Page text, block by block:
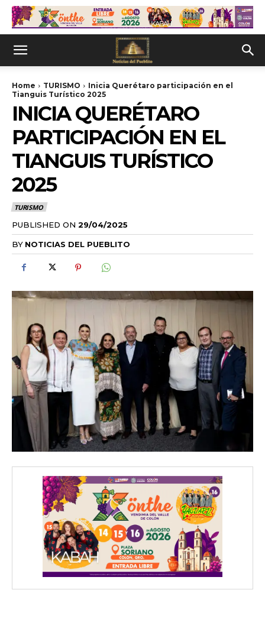
Home TURISMO
Inicia Querétaro participación en el
Tianguis Turístico 2025
INICIA QUERÉTARO
PARTICIPACIÓN EN EL
TIANGUIS TURÍSTICO
2025
TURISMO
PUBLISHED ON 29/04/2025
BY NOTICIAS DEL PUEBLITO